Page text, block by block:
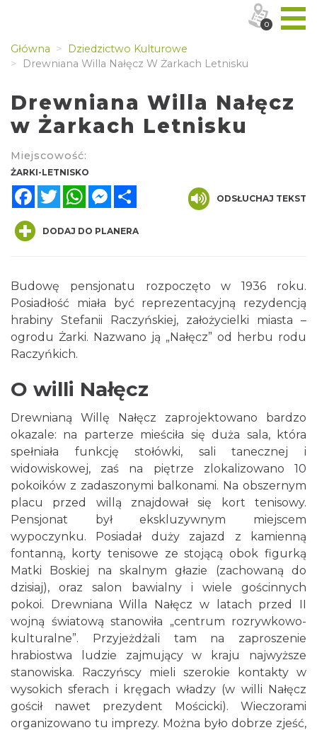
Główna
Dziedzictwo Kulturowe
Drewniana Willa Nałęcz W Żarkach Letnisku
Drewniana Willa Nałęcz
w Żarkach Letnisku
Miejscowość:
ŻARKI-LETNISKO
FacebookTwitterWhatsAppMessenger
ODSŁUCHAJ TEKST
DODAJ DO PLANERA
Budowę pensjonatu rozpoczęto w 1936 roku.
Posiadłość miała być reprezentacyjną rezydencją
hrabiny Stefanii Raczyńskiej, założycielki miasta –
ogrodu Żarki. Nazwano ją „Nałęcz” od herbu rodu
Raczyńkich.
O willi Nałęcz
Drewnianą Willę Nałęcz zaprojektowano bardzo
okazale: na parterze mieściła się duża sala, która
spełniała funkcję stołówki, sali tanecznej i
widowiskowej, zaś na piętrze zlokalizowano 10
pokoików z zadaszonymi balkonami. Na obszernym
placu przed willą znajdował się kort tenisowy.
Pensjonat był ekskluzywnym miejscem
wypoczynku. Posiadał duży zajazd z kamienną
fontanną, korty tenisowe ze stojącą obok figurką
Matki Boskiej na skalnym głazie (zachowaną do
dzisiaj), oraz salon bawialny i wiele gościnnych
pokoi. Drewniana Willa Nałęcz w latach przed II
wojną światową stanowiła „centrum rozrywkowo-
kulturalne”. Przyjeżdżali tam na zaproszenie
hrabiostwa ludzie zajmujący w kraju najwyższe
stanowiska. Raczyńscy mieli szerokie kontakty w
wysokich sferach i kręgach władzy (w willi Nałęcz
gościł nawet prezydent Mościcki). Wieczorami
organizowano tu imprezy. Można było dobrze zjeść,
0